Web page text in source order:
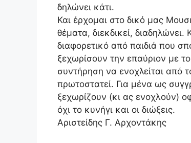
δηλώνει κάτι.
Και έρχομαι στο δικό μας
θέματα, διεκδικεί,
διαφορετικό από παιδιά που
ξεχωρίσουν την επαύριον με
συντήρηση να ενοχλείται από
πρωτοστατεί. Για μένα ως
ξεχωρίζουν (κι ας ενοχλούν)
όχι το κυνήγι και οι διώξεις.
Αριστείδης Γ. Αρχοντάκης